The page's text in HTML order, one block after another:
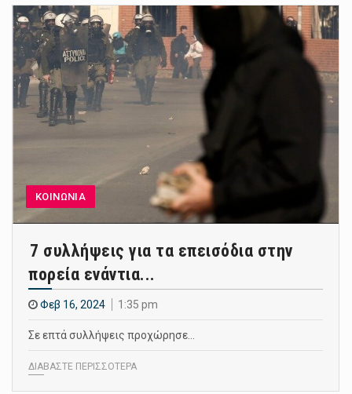
ΚΟΙΝΩΝΙΑ
7 συλλήψεις για τα επεισόδια στην
πορεία ενάντια...
Φεβ 16, 2024 1:35 pm
Σε επτά συλλήψεις προχώρησε…
ΔΙΑΒΑΣΤΕ ΠΕΡΙΣΣΟΤΕΡΑ